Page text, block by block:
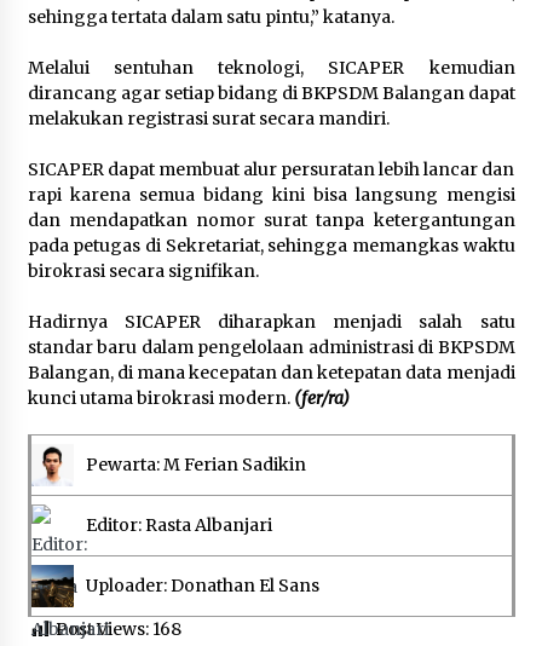
sehingga tertata dalam satu pintu,” katanya.
Melalui sentuhan teknologi, SICAPER kemudian
dirancang agar setiap bidang di BKPSDM Balangan dapat
melakukan registrasi surat secara mandiri.
SICAPER dapat membuat alur persuratan lebih lancar dan
rapi karena semua bidang kini bisa langsung mengisi
dan mendapatkan nomor surat tanpa ketergantungan
pada petugas di Sekretariat, sehingga memangkas waktu
birokrasi secara signifikan.
Hadirnya SICAPER diharapkan menjadi salah satu
standar baru dalam pengelolaan administrasi di BKPSDM
Balangan, di mana kecepatan dan ketepatan data menjadi
kunci utama birokrasi modern. (fer/ra)
Pewarta: M Ferian Sadikin
Editor: Rasta Albanjari
Uploader: Donathan El Sans
Post Views: 168